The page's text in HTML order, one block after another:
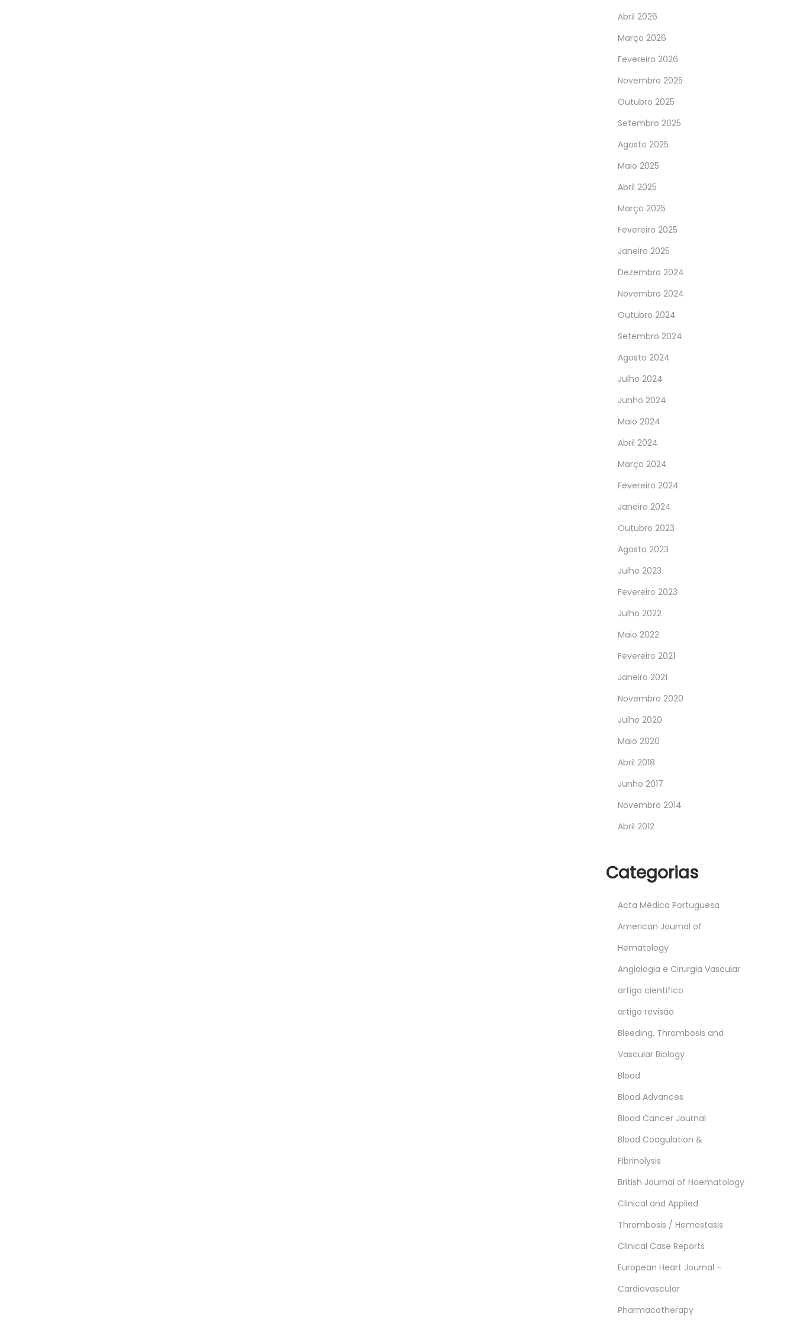
Abril 2026
Março 2026
Fevereiro 2026
Novembro 2025
Outubro 2025
Setembro 2025
Agosto 2025
Maio 2025
Abril 2025
Março 2025
Fevereiro 2025
Janeiro 2025
Dezembro 2024
Novembro 2024
Outubro 2024
Setembro 2024
Agosto 2024
Julho 2024
Junho 2024
Maio 2024
Abril 2024
Março 2024
Fevereiro 2024
Janeiro 2024
Outubro 2023
Agosto 2023
Julho 2023
Fevereiro 2023
Julho 2022
Maio 2022
Fevereiro 2021
Janeiro 2021
Novembro 2020
Julho 2020
Maio 2020
Abril 2018
Junho 2017
Novembro 2014
Abril 2012
Categorias
Acta Médica Portuguesa
American Journal of
Hematology
Angiologia e Cirurgia Vascular
artigo cientifico
artigo revisão
Bleeding, Thrombosis and
Vascular Biology
Blood
Blood Advances
Blood Cancer Journal
Blood Coagulation &
Fibrinolysis
British Journal of Haematology
Clinical and Applied
Thrombosis / Hemostasis
Clinical Case Reports
European Heart Journal –
Cardiovascular
Pharmacotherapy